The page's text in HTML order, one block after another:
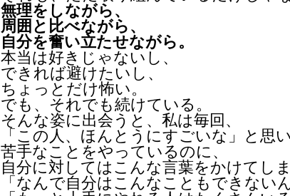
無理をしながら、
周囲と比べながら、
自分を奮い立たせながら。
本当は好きじゃないし、
できれば避けたいし、
ちょっとだけ怖い。
でも、それでも続けている。
そんな姿に出会うと、私は毎回、
「この人、ほんとうにすごいな」と思い
苦手なことをやっているのに、
自分に対してはこんな言葉をかけてしま
「なんで自分はこんなこともできない